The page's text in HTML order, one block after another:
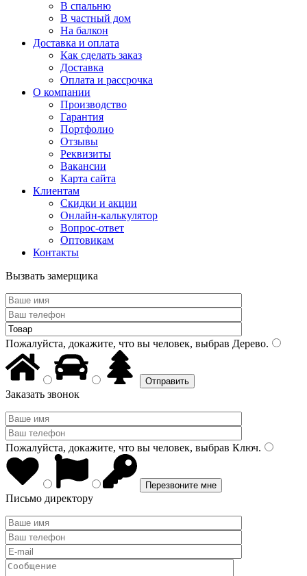
В спальню
В частный дом
На балкон
Доставка и оплата
Как сделать заказ
Доставка
Оплата и рассрочка
О компании
Производство
Гарантия
Портфолио
Отзывы
Реквизиты
Вакансии
Карта сайта
Клиентам
Скидки и акции
Онлайн-калькулятор
Вопрос-ответ
Оптовикам
Контакты
Вызвать замерщика
Пожалуйста, докажите, что вы человек, выбрав Дерево.
Заказать звонок
Пожалуйста, докажите, что вы человек, выбрав Ключ.
Письмо директору